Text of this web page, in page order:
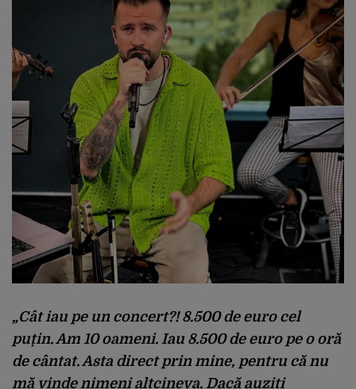
„Cât iau pe un concert?! 8.500 de euro cel
puțin. Am 10 oameni. Iau 8.500 de euro pe o oră
de cântat. Asta direct prin mine, pentru că nu
mă vinde nimeni altcineva. Dacă auziți